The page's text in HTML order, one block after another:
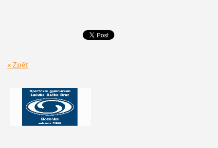
« Zpět